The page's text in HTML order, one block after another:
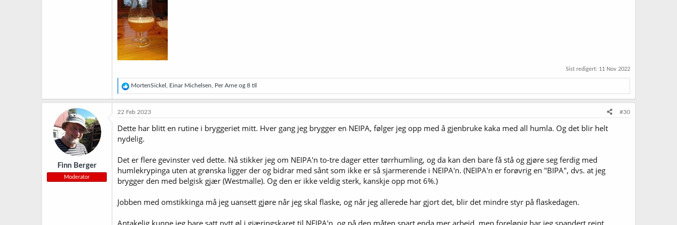
Sist redigert: 11 Nov 2022
R
e
a
k
j
o
n
MortenSickel Einar Michelsen Per Arne og 8 til
Finn Berger
Moderator
22 Feb 2023 #30
Dette har blitt en rutine i bryggeriet mitt. Hver gang jeg brygger en NEIPA, følger jeg opp med å gjenbruke kaka med all humla. Og det blir helt
nydelig.
Det er flere gevinster ved dette. Nå stikker jeg om NEIPA'n to-tre dager etter tørrhumling, og da kan den bare få stå og gjøre seg ferdig med
humlekrypinga uten at grønska ligger der og bidrar med sånt som ikke er så sjarmerende i NEIPA'n. (NEIPA'n er forøvrig en "BIPA", dvs. at jeg
brygger den med belgisk gjær (Westmalle). Og den er ikke veldig sterk, kanskje opp mot 6%.)
Jobben med omstikkinga må jeg uansett gjøre når jeg skal flaske, og når jeg allerede har gjort det, blir det mindre styr på flaskedagen.
Antakelig kunne jeg bare satt nytt øl i gjæringskaret til NEIPA'n, og på den måten spart enda mer arbeid, men foreløpig har jeg spandert reint